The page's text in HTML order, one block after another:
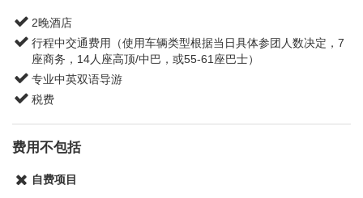
181 Canal St., New York, NY 10013
7:45am
上车点与下车点一般需要保持一致，除个别不提供下车服务的站
回程下车顺序按具体的交通情况由导游统一安排。
2晚酒店
行程中交通费用（使用车辆类型根据当日具体参团人数决定，7
座商务，14人座高顶/中巴，或55-61座巴士）
专业中英双语导游
税费
费用不包括
自费项目